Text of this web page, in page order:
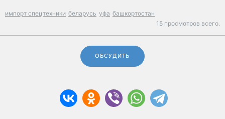
импорт спецтехники беларусь уфа башкортостан
15 просмотров всего.
ОБСУДИТЬ